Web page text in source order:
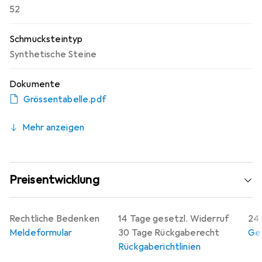
52
Schmucksteintyp
Synthetische Steine
Dokumente
Grössentabelle.pdf
Mehr anzeigen
Preisentwicklung
14 Tage gesetzl. Widerruf
30 Tage Rückgaberecht
Rückgaberichtlinien
24
Rechtliche Bedenken
Meldeformular